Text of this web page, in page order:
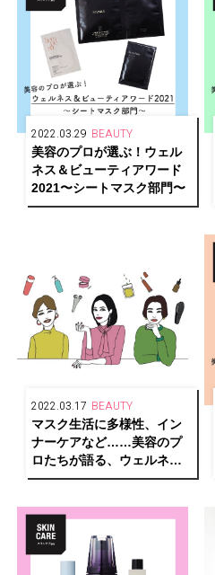
2022.03.29 BEAUTY
美容のプロが選ぶ！ウェル
ネス＆ビューティアワード
2021〜シートマスク部門〜
2022.03.17 BEAUTY
マスク生活に多様性、イン
ナーケアなど……美容のプ
ロたちが語る、ウェルネス
＆ビューティ界の変化